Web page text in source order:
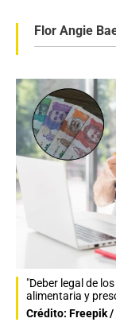
Flor Angie
"Deber legal de
alimentaria y
Crédito: Freepik /